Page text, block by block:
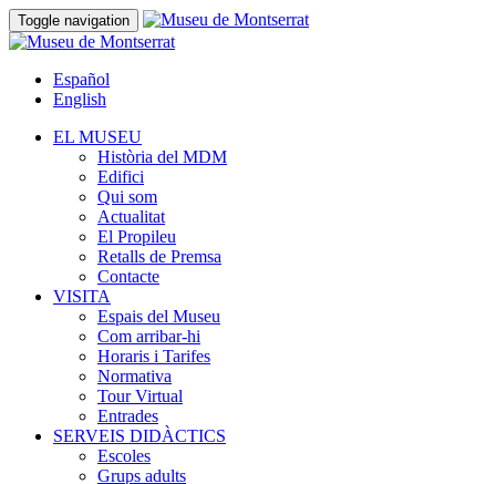
Toggle navigation
Español
English
EL MUSEU
Història del MDM
Edifici
Qui som
Actualitat
El Propileu
Retalls de Premsa
Contacte
VISITA
Espais del Museu
Com arribar-hi
Horaris i Tarifes
Normativa
Tour Virtual
Entrades
SERVEIS DIDÀCTICS
Escoles
Grups adults